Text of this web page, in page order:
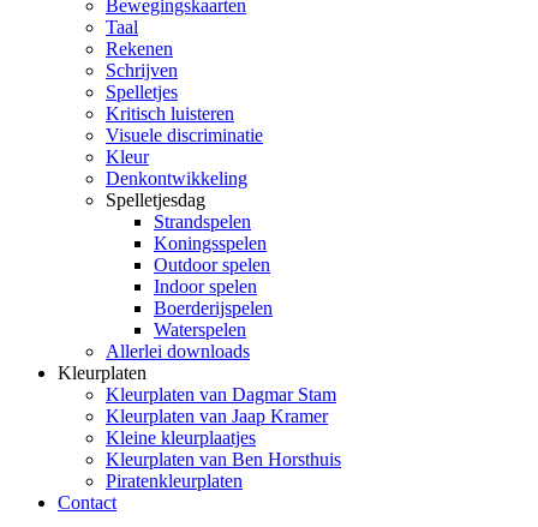
Bewegingskaarten
Taal
Rekenen
Schrijven
Spelletjes
Kritisch luisteren
Visuele discriminatie
Kleur
Denkontwikkeling
Spelletjesdag
Strandspelen
Koningsspelen
Outdoor spelen
Indoor spelen
Boerderijspelen
Waterspelen
Allerlei downloads
Kleurplaten
Kleurplaten van Dagmar Stam
Kleurplaten van Jaap Kramer
Kleine kleurplaatjes
Kleurplaten van Ben Horsthuis
Piratenkleurplaten
Contact